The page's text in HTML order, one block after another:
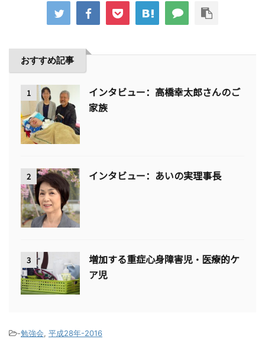
おすすめ記事
1
インタビュー：高橋幸太郎さんのご
家族
2 インタビュー：あいの実理事長
3
増加する重症心身障害児・医療的ケ
ア児
-勉強会, 平成28年-2016